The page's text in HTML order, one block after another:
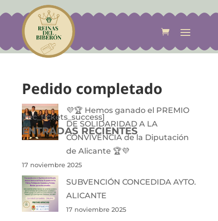
Pedido completado
[tec_tickets_success]
ENTRADAS RECIENTES
💜🏆 Hemos ganado el PREMIO
DE SOLIDARIDAD A LA
CONVIVENCIA de la Diputación
de Alicante 🏆💜
17 noviembre 2025
SUBVENCIÓN CONCEDIDA AYTO.
ALICANTE
17 noviembre 2025